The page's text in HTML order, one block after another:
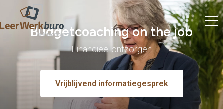
Budgetcoaching on the job
Financieel ontzorgen
Vrijblijvend informatiegesprek